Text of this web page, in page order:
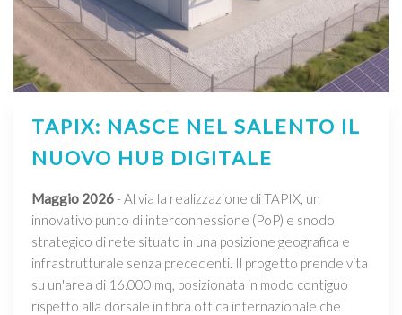
TAPIX: NASCE NEL SALENTO IL
NUOVO HUB DIGITALE
Maggio 2026- Al via la realizzazione di TAPIX, un
innovativo punto di interconnessione (PoP) e snodo
strategico di rete situato in una posizione geografica e
infrastrutturale senza precedenti. Il progetto prende vita
su un'area di 16.000 mq, posizionata in modo contiguo
rispetto alla dorsale in fibra ottica internazionale che